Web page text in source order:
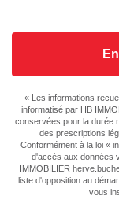
« Les informations
informatisé par HB
conservées pour la durée
des prescriptions
Conformément à la loi «
d'accès aux données
IMMOBILIER
liste d'opposition au
vous